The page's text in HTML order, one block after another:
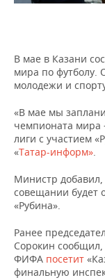
ЭНЕРГЕТИКА
НОВОСТИ
БИЗНЕС-
ONLINE-
ОТКРЫТАЯ
ФУТБОЛ
ХОККЕЙ
БАСКЕТБОЛ
ВОЛЕЙБОЛ
КИБЕРСПОРТ
ФИГУРНОЕ
ВОДНЫЕ ВИДЫ
НОВОСТИ
ВЛАСТЬ
ИСТОРИЯ
КУЛЬТУРА
МЕДИЦИНА
ОБРАЗОВАНИЕ
ФОТОГАЛЕРЕЯ
СЮЖЕТЫ
СПРАВОЧНИК
СПИСОК
СПИСОК
ПОЛНАЯ ВЕРСИЯ
В мае в Казани
мира по футболу.
молодежи и
«В мае мы
чемпионата мира
лиги с участием
«Татар-информ».
Министр добавил,
совещании будет
«Рубина».
Ранее
Сорокин сообщил,
ФИФА посетит
финальную